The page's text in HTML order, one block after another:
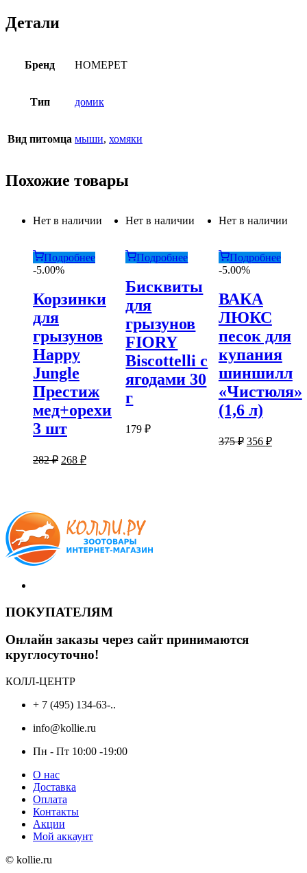
Детали
Бренд HOMEPET
Тип домик
Вид питомца мыши, хомяки
Похожие товары
Нет в наличии
Подробнее
-5.00%
Корзинки
для
грызунов
Happy
Jungle
Престиж
мед+орехи
3 шт
282₽ Первоначальная
268 ₽Текущая
Нет в наличии
Подробнее
Бисквиты
для
грызунов
FIORY
Biscottelli с
ягодами 30
г
179₽
Нет в наличии
Подробнее
-5.00%
ВАКА
ЛЮКС
песок для
купания
шиншилл
«Чистюля»
(1,6 л)
375₽ 356 ₽
ПОКУПАТЕЛЯМ
Онлайн заказы через сайт принимаются
круглосуточно!
КОЛЛ-ЦЕНТР
+ 7 (495) 134-63-..
info@kollie.ru
Пн - Пт 10:00 -19:00
О нас
Доставка
Оплата
Контакты
Акции
Мой аккаунт
© kollie.ru